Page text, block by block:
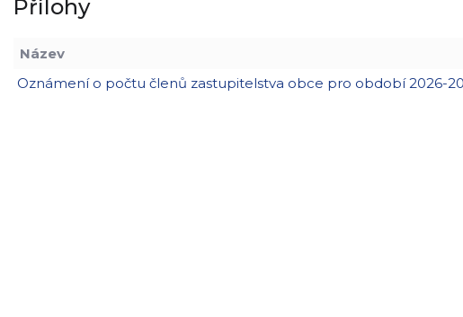
Přílohy
Název
Oznámení o počtu členů zastupitelstva obce pro období 2026-